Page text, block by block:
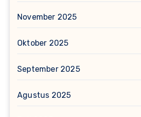
November 2025
Oktober 2025
September 2025
Agustus 2025